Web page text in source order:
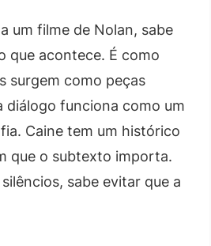
um filme de Nolan, sabe
que acontece. É como
surgem como peças
diálogo funciona como um
Caine tem um histórico
que o subtexto importa.
sabe evitar que a